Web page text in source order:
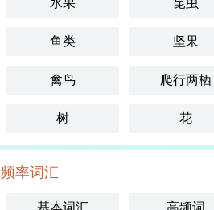
水果 昆虫
鱼类 坚果
禽鸟 爬行两栖
树 花
频率词汇